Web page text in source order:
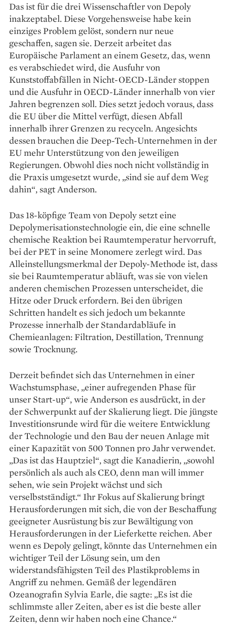
Das ist für die drei Wissenschaftler von Depoly
inakzeptabel. Diese Vorgehensweise habe kein
einziges Problem gelöst, sondern nur neue
geschaffen, sagen sie. Derzeit arbeitet das
Europäische Parlament an einem Gesetz, das, wenn
es verabschiedet wird, die Ausfuhr von
Kunststoffabfällen in Nicht-OECD-Länder stoppen
und die Ausfuhr in OECD-Länder innerhalb von vier
Jahren begrenzen soll. Dies setzt jedoch voraus, dass
die EU über die Mittel verfügt, diesen Abfall
innerhalb ihrer Grenzen zu recyceln. Angesichts
dessen brauchen die Deep-Tech-­Unternehmen in der
EU mehr Unterstützung von den jeweiligen
Regierungen. Obwohl dies noch nicht vollständig in
die Praxis umgesetzt wurde, „sind sie auf dem Weg
dahin“, sagt Anderson.
Das 18-köpfige Team von Depoly setzt eine
Depolymerisationstechnologie ein, die eine schnelle
chemische Reaktion bei Raum­temperatur hervorruft,
bei der PET in seine Monomere zerlegt wird. Das
Alleinstellungsmerkmal der Depoly-­Methode ist, dass
sie bei Raum­temperatur abläuft, was sie von vielen
anderen chemischen Prozessen unterscheidet, die
Hitze oder Druck erfordern. Bei den übrigen
Schritten handelt es sich jedoch um bekannte
Prozesse innerhalb der Standard­abläufe in
Chemieanlagen: Filtration, Destillation, Trennung
sowie Trocknung.
Derzeit befindet sich das Unternehmen in einer
Wachstumsphase, „einer aufregenden Phase für
unser Start-up“, wie Anderson es ausdrückt, in der
der Schwerpunkt auf der Skalierung liegt. Die jüngste
Investitionsrunde wird für die weitere Entwicklung
der Technologie und den Bau der neuen Anlage mit
einer Kapazität von 500 Tonnen pro Jahr verwendet.
„Das ist das Hauptziel“, sagt die Kanadierin, „sowohl
persönlich als auch als CEO, denn man will immer
sehen, wie sein Projekt wächst und sich
verselbstständigt.“ Ihr Fokus auf Skalierung bringt
Herausforderungen mit sich, die von der Beschaffung
geeigneter Ausrüstung bis zur Bewältigung von
Herausforderungen in der Liefer­kette reichen. Aber
wenn es Depoly gelingt, könnte das Unternehmen ein
wichtiger Teil der Lösung sein, um den
widerstandsfähigsten Teil des Plastik­problems in
Angriff zu nehmen. Gemäß der legendären
Ozeanografin Sylvia Earle, die sagte: „Es ist die
schlimmste aller Zeiten, aber es ist die beste aller
Zeiten, denn wir haben noch eine Chance.“